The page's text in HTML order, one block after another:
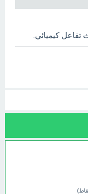
تفاعل كيميائي.